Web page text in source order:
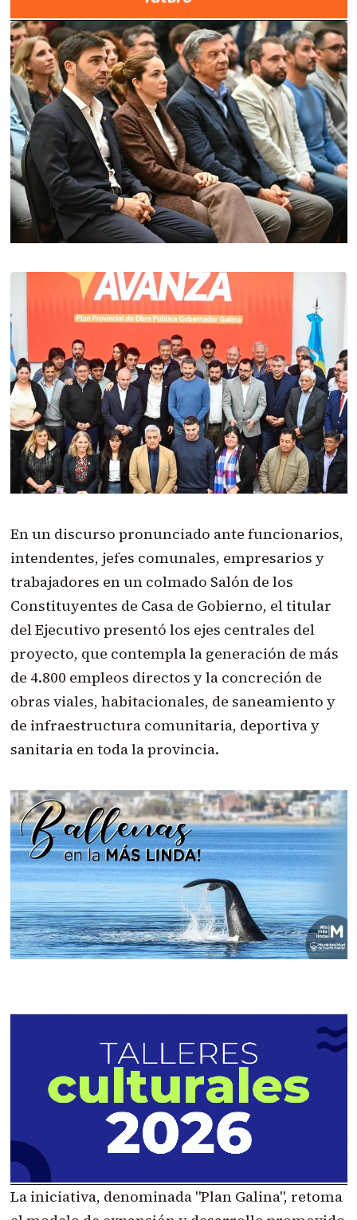
En un discurso pronunciado ante funcionarios,
intendentes, jefes comunales, empresarios y
trabajadores en un colmado Salón de los
Constituyentes de Casa de Gobierno, el titular
del Ejecutivo presentó los ejes centrales del
proyecto, que contempla la generación de más
de 4.800 empleos directos y la concreción de
obras viales, habitacionales, de saneamiento y
de infraestructura comunitaria, deportiva y
sanitaria en toda la provincia.
La iniciativa, denominada "Plan Galina", retoma